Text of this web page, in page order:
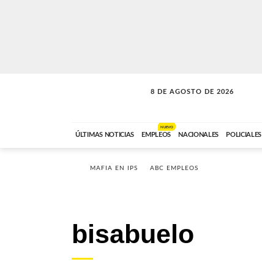
8 DE AGOSTO DE 2026
SOLO MÚSICA
ÚLTIMAS NOTICIAS EMPLEOS
NUEVO
NACIONALES POLICIALES
MAFIA EN IPS ABC EMPLEOS
bisabuelo